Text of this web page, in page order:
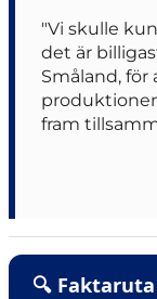
"Vi skulle
det är
Småland, för
fram
🔍 Faktaruta